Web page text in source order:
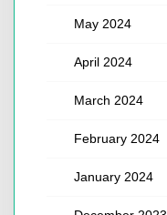
May 2024
April 2024
March 2024
February 2024
January 2024